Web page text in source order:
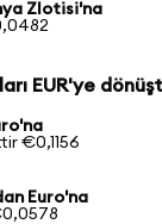
Zlotisi'na
EUR'ye
€0,1156
Euro'na